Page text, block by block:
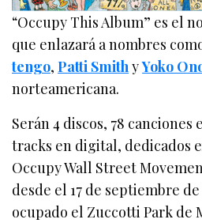
“Occupy This Album” es el
que enlazará a nombres
tengo,Patti SmithyYoko
norteamericana.
Serán 4 discos, 78 canciones
tracks en digital, dedicados
Occupy Wall Street
desde el 17 de septiembre
ocupado el Zuccotti Park de